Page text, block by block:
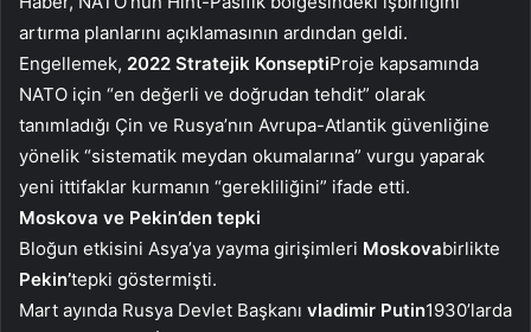
artırma planlarını açıklamasının ardından geldi.
Engellemek, 2022 Stratejik KonseptiProje kapsamında
NATO için “en değerli ve doğrudan tehdit” olarak
tanımladığı Çin ve Rusya’nın Avrupa-Atlantik güvenliğine
yönelik “sistematik meydan okumalarına” vurgu yaparak
yeni ittifaklar kurmanın “gerekliliğini” ifade etti.
Moskova ve Pekin’den tepki
Bloğun etkisini Asya’ya yayma girişimleri Moskovabirlikte
Pekin’tepki göstermişti.
Mart ayında Rusya Devlet Başkanı vladimir Putin1930’larda